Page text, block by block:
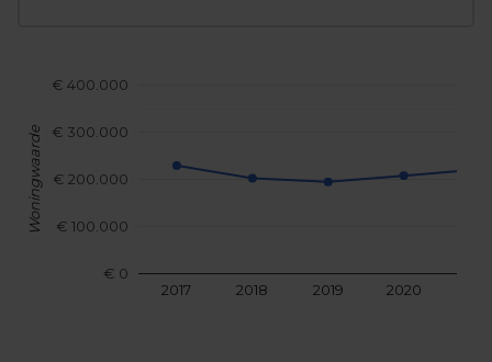
2017 2018 2019 2020
€ 0
€ 100.000
€ 200.000
€ 300.000
€ 400.000
Woningwaarde